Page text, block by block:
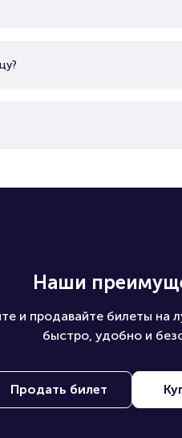
Наши
и продавайте билеты на
быстро, удобно и
Продать билет